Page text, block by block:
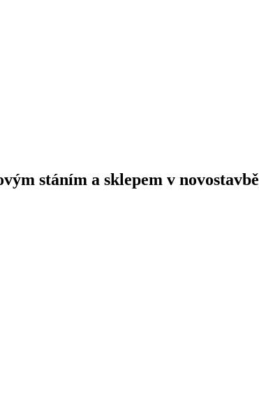
stáním a sklepem v